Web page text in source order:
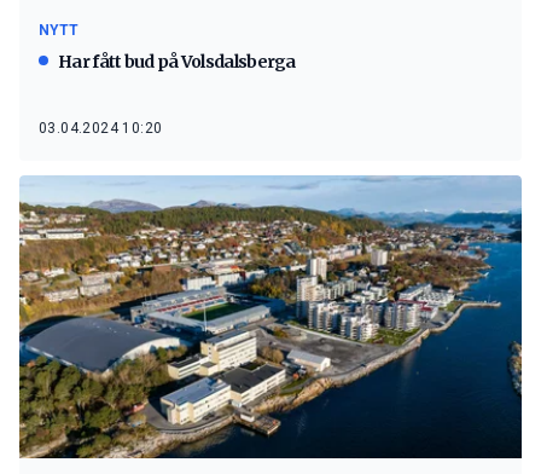
NYTT
Har fått bud på Volsdalsberga
03.04.2024 10:20